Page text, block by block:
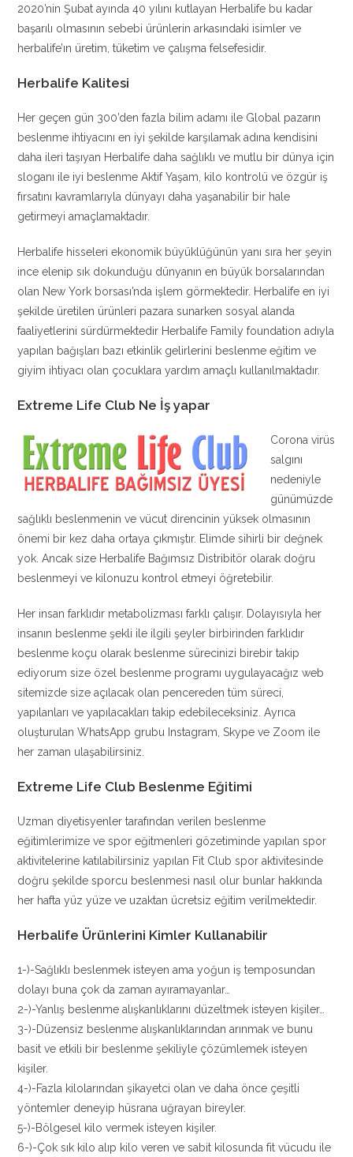
2020’nin Şubat ayında 40 yılını kutlayan Herbalife bu kadar
başarılı olmasının sebebi ürünlerin arkasındaki isimler ve
herbalife’ın üretim, tüketim ve çalışma felsefesidir.
Herbalife Kalitesi
Her geçen gün 300’den fazla bilim adamı ile Global pazarın
beslenme ihtiyacını en iyi şekilde karşılamak adına kendisini
daha ileri taşıyan Herbalife daha sağlıklı ve mutlu bir dünya için
sloganı ile iyi beslenme Aktif Yaşam, kilo kontrolü ve özgür iş
fırsatını kavramlarıyla dünyayı daha yaşanabilir bir hale
getirmeyi amaçlamaktadır.
Herbalife hisseleri ekonomik büyüklüğünün yanı sıra her şeyin
ince elenip sık dokunduğu dünyanın en büyük borsalarından
olan New York borsası’nda işlem görmektedir. Herbalife en iyi
şekilde üretilen ürünleri pazara sunarken sosyal alanda
faaliyetlerini sürdürmektedir Herbalife Family foundation adıyla
yapılan bağışları bazı etkinlik gelirlerini beslenme eğitim ve
giyim ihtiyacı olan çocuklara yardım amaçlı kullanılmaktadır.
Extreme Life Club Ne İş yapar
Corona virüs
salgını
nedeniyle
günümüzde
sağlıklı beslenmenin ve vücut direncinin yüksek olmasının
önemi bir kez daha ortaya çıkmıştır. Elimde sihirli bir değnek
yok. Ancak size Herbalife Bağımsız Distribitör olarak doğru
beslenmeyi ve kilonuzu kontrol etmeyi öğretebilir.
Her insan farklıdır metabolizması farklı çalışır. Dolayısıyla her
insanın beslenme şekli ile ilgili şeyler birbirinden farklıdır
beslenme koçu olarak beslenme sürecinizi birebir takip
ediyorum size özel beslenme programı uygulayacağız web
sitemizde size açılacak olan pencereden tüm süreci,
yapılanları ve yapılacakları takip edebileceksiniz. Ayrıca
oluşturulan WhatsApp grubu Instagram, Skype ve Zoom ile
her zaman ulaşabilirsiniz.
Extreme Life Club Beslenme Eğitimi
Uzman diyetisyenler tarafından verilen beslenme
eğitimlerimize ve spor eğitmenleri gözetiminde yapılan spor
aktivitelerine katılabilirsiniz yapılan Fit Club spor aktivitesinde
doğru şekilde sporcu beslenmesi nasıl olur bunlar hakkında
her hafta yüz yüze ve uzaktan ücretsiz eğitim verilmektedir.
Herbalife Ürünlerini Kimler Kullanabilir
1-)-Sağlıklı beslenmek isteyen ama yoğun iş temposundan
dolayı buna çok da zaman ayıramayanlar…
2-)-Yanlış beslenme alışkanlıklarını düzeltmek isteyen kişiler…
3-)-Düzensiz beslenme alışkanlıklarından arınmak ve bunu
basit ve etkili bir beslenme şekiliyle çözümlemek isteyen
kişiler.
4-)-Fazla kilolarından şikayetci olan ve daha önce çeşitli
yöntemler deneyip hüsrana uğrayan bireyler.
5-)-Bölgesel kilo vermek isteyen kişiler.
6-)-Çok sık kilo alıp kilo veren ve sabit kilosunda fit vücudu ile